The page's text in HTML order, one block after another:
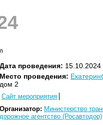
Дата проведения:
Место проведения:
дом 2
Сайт мероприятия
Организатор: Министерство
дорожное агентство (Росавтодор)